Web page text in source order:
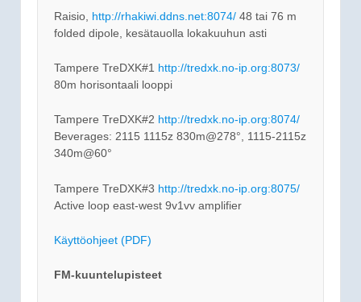
Raisio, http://rhakiwi.ddns.net:8074/ 48 tai 76 m
folded dipole, kesätauolla lokakuuhun asti
Tampere TreDXK#1 http://tredxk.no-ip.org:8073/
80m horisontaali looppi
Tampere TreDXK#2 http://tredxk.no-ip.org:8074/
Beverages: 2115 1115z 830m@278°, 1115-2115z
340m@60°
Tampere TreDXK#3 http://tredxk.no-ip.org:8075/
Active loop east-west 9v1vv amplifier
Käyttöohjeet (PDF)
FM-kuuntelupisteet